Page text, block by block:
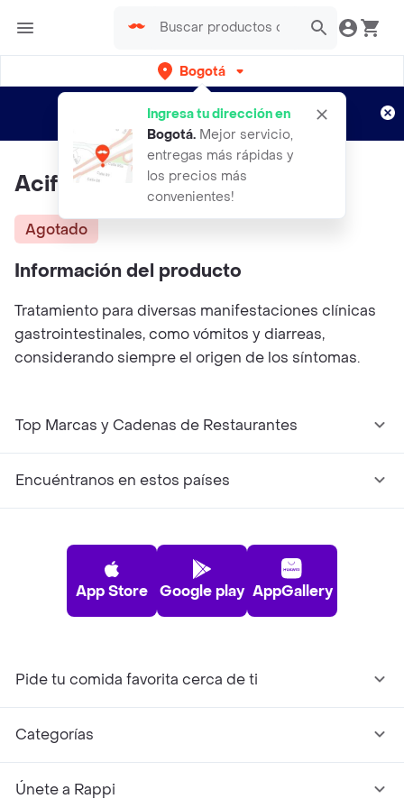
Bogotá
Ingresa tu dirección en
Bogotá. Mejor servicio,
entregas más rápidas y
los precios más
convenientes!
envíos gratis por semanas
Aplican TyC
Aciflux Suspensión 50 Ml
Agotado
Información del producto
Tratamiento para diversas manifestaciones clínicas
gastrointestinales, como vómitos y diarreas,
considerando siempre el origen de los síntomas.
Top Marcas y Cadenas de Restaurantes
Encuéntranos en estos países
App Store Google play AppGallery
Pide tu comida favorita cerca de ti
Categorías
Únete a Rappi